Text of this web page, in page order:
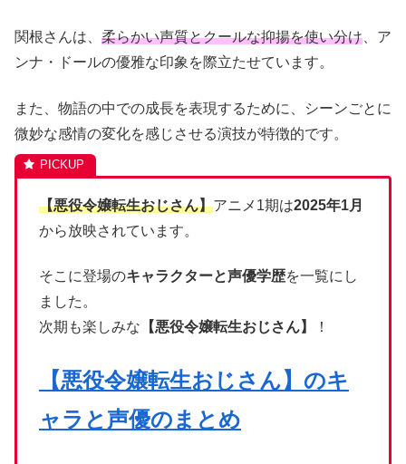
関根さんは、 柔らかい声質とクールな抑揚を使い分け、ア
ンナ・ドールの優雅な印象を際立たせています。
また、物語の中での成長を表現するために、シーンごとに
微妙な感情の変化を感じさせる演技が特徴的です。
【悪役令嬢転生おじさん】アニメ1期は2025年1月
から放映されています。
そこに登場のキャラクターと声優学歴を一覧にし
ました。
次期も楽しみな 【悪役令嬢転生おじさん】 ！
【悪役令嬢転生おじさん】のキ
ャラと声優のまとめ